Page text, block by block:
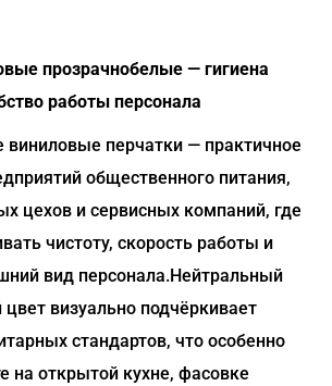
прозрачнобелые — гигиена
работы персонала
виниловые перчатки — практичное
общественного питания,
цехов и сервисных компаний, где
чистоту, скорость работы и
вид персонала.Нейтральный
визуально подчёркивает
стандартов, что особенно
на открытой кухне, фасовке